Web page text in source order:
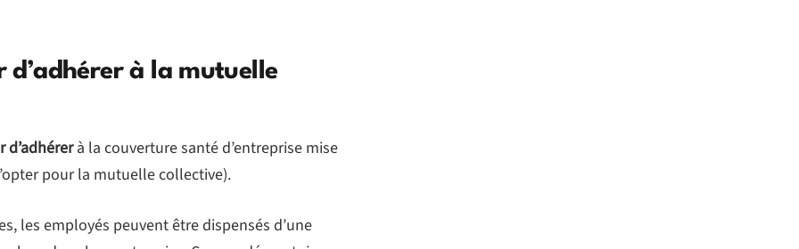
à la mutuelle
d’adhérerà la couverture santé d’entreprise mise
pour la mutuelle collective).
les employés peuvent être dispensés d’une